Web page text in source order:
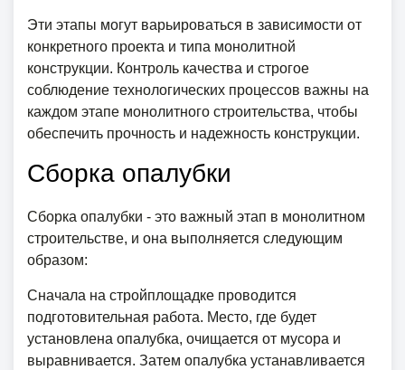
Эти этапы могут варьироваться в зависимости от
конкретного проекта и типа монолитной
конструкции. Контроль качества и строгое
соблюдение технологических процессов важны на
каждом этапе монолитного строительства, чтобы
обеспечить прочность и надежность конструкции.
Сборка опалубки
Сборка опалубки - это важный этап в монолитном
строительстве, и она выполняется следующим
образом:
Сначала на стройплощадке проводится
подготовительная работа. Место, где будет
установлена опалубка, очищается от мусора и
выравнивается. Затем опалубка устанавливается